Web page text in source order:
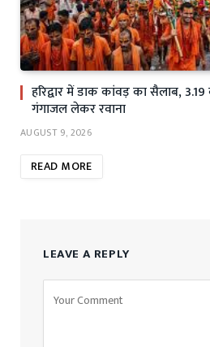
हरिद्वार में डाक कांवड़ का सैलाब,
गंगाजल लेकर रवाना
AUGUST 9, 2026
READ MORE
LEAVE A REPLY